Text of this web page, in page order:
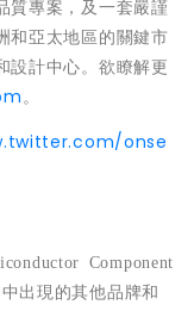
質專案，及一套嚴謹
和亞太地區的關鍵市
設計中心。欲瞭解更
。
onse
Component
出現的其他品牌和